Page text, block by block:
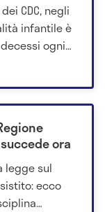
CDC, negli
infantile è
ogni
ora
legge sul
ecco